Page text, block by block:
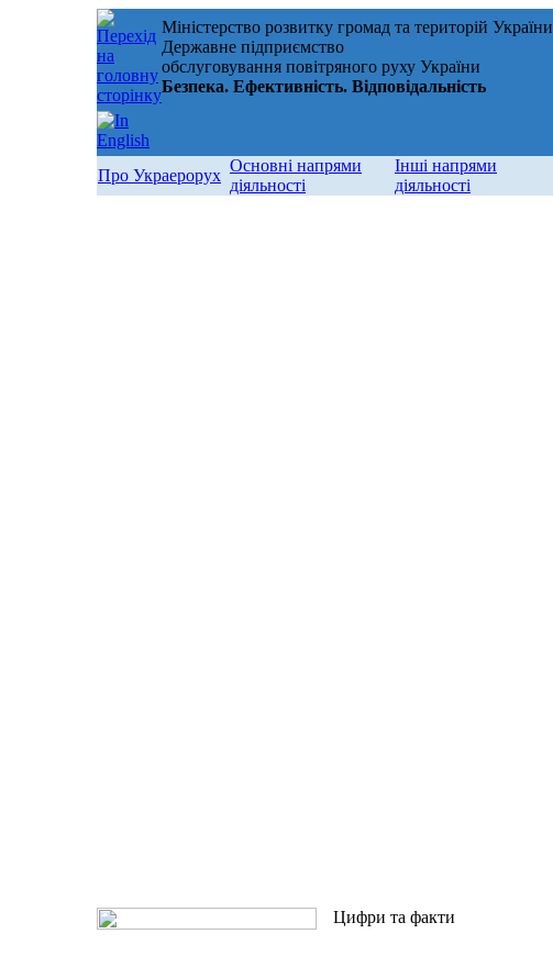
Міністерство розвитку громад та територій України
Державне підприємство
обслуговування повітряного руху України
Безпека. Ефективність. Відповідальність
Про Украерорух
Основні напрями
діяльності
Інші напрями
діяльності
Цифри та факти